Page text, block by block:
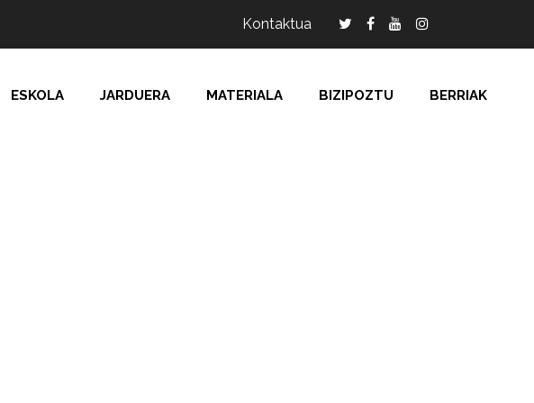
Kontaktua
ESKOLA JARDUERA MATERIALA BIZIPOZTU BERRIAK